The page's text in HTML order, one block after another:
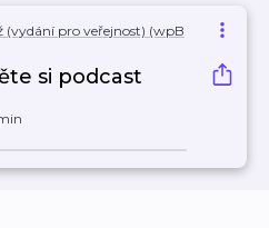
(vydání pro veřejnost) (wpB
si podcast